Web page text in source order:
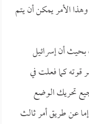
الأمر يمكن أن يتم
بحيث أن إسرائيل
قوته كما فعلت في
تحريك الوضع
عن طريق أمر ثالث